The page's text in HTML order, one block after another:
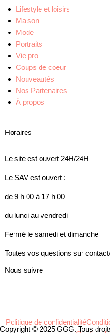
Lifestyle et loisirs
Maison
Mode
Portraits
Vie pro
Coups de coeur
Nouveautés
Nos Partenaires
À propos
Horaires
Le site est ouvert 24H/24H
Le SAV est ouvert :
de 9 h 00 à 17 h 00
du lundi au vendredi
Fermé le samedi et dimanche
Toutes vos questions sur
Nous suivre
Copyright © 2025 GGG. Tous
Politique de confidentialité